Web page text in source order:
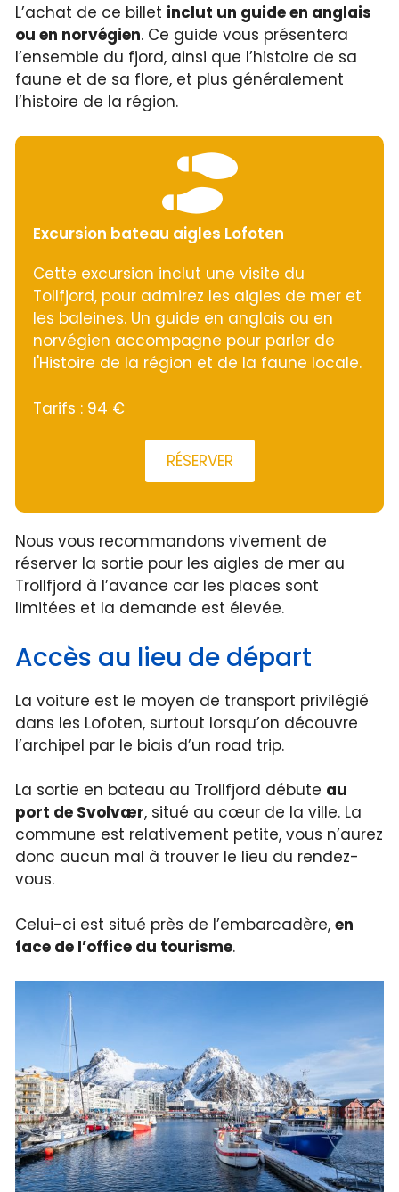
L’achat de ce billet inclut un guide en anglais
ou en norvégien. Ce guide vous présentera
l’ensemble du fjord, ainsi que l’histoire de sa
faune et de sa flore, et plus généralement
l’histoire de la région.
Excursion bateau aigles Lofoten
Cette excursion inclut une visite du
Tollfjord, pour admirez les aigles de mer et
les baleines. Un guide en anglais ou en
norvégien accompagne pour parler de
l'Histoire de la région et de la faune locale.
Tarifs : 94 €
RÉSERVER
Nous vous recommandons vivement de
réserver la sortie pour les aigles de mer au
Trollfjord à l’avance car les places sont
limitées et la demande est élevée.
Accès au lieu de départ
La voiture est le moyen de transport privilégié
dans les Lofoten, surtout lorsqu’on découvre
l’archipel par le biais d’un road trip.
La sortie en bateau au Trollfjord débute au
port de Svolvær, situé au cœur de la ville. La
commune est relativement petite, vous n’aurez
donc aucun mal à trouver le lieu du rendez-
vous.
Celui-ci est situé près de l’embarcadère,en
face de l’office du tourisme.